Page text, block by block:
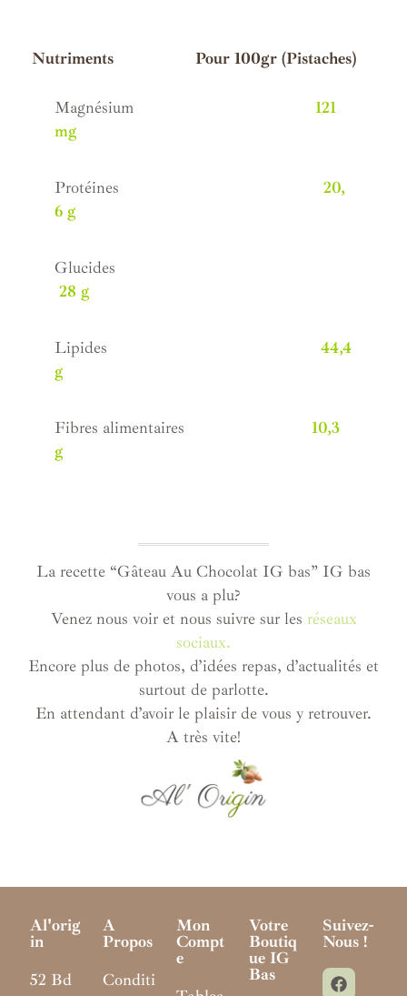
Nutriments Pour 100gr (Pistaches)
Magnésium121
mg
Protéines20,
6 g
Glucides
28 g
Lipides
44,4
g
Fibres alimentaires10,3
g
La recette “Gâteau Au Chocolat IG bas” IG bas
vous a plu?
Venez nous voir et nous suivre sur les réseaux
sociaux.
Encore plus de photos, d’idées repas, d’actualités et
surtout de parlotte.
En attendant d’avoir le plaisir de vous y retrouver.
A très vite!
Al'orig
In
52 Bd
A
Propos
Conditi
Mon
Compt
E
Votre
Boutiq
Ue IG
Bas
Suivez-
Nous !